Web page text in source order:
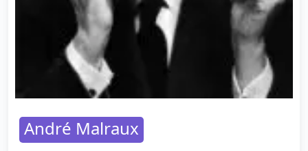
André Malraux